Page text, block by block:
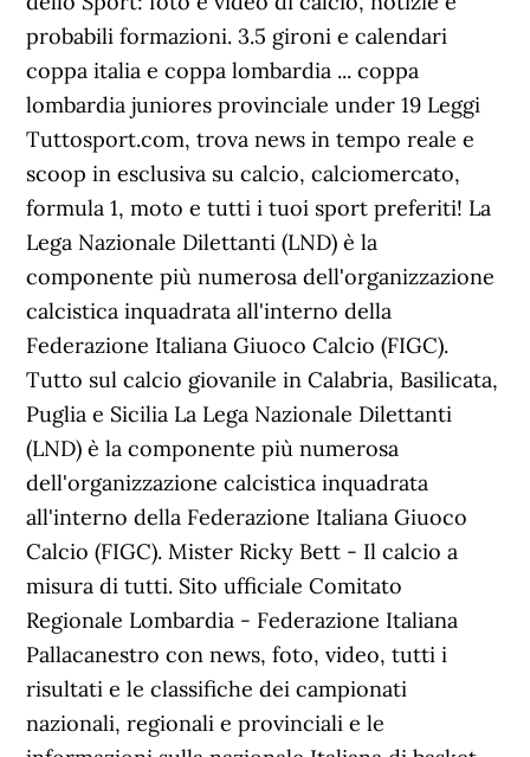
probabili formazioni. 3.5 gironi e calendari
coppa italia e coppa lombardia ... coppa
lombardia juniores provinciale under 19 Leggi
Tuttosport.com, trova news in tempo reale e
scoop in esclusiva su calcio, calciomercato,
formula 1, moto e tutti i tuoi sport preferiti! La
Lega Nazionale Dilettanti (LND) è la
componente più numerosa dell'organizzazione
calcistica inquadrata all'interno della
Federazione Italiana Giuoco Calcio (FIGC).
Tutto sul calcio giovanile in Calabria, Basilicata,
Puglia e Sicilia La Lega Nazionale Dilettanti
(LND) è la componente più numerosa
dell'organizzazione calcistica inquadrata
all'interno della Federazione Italiana Giuoco
Calcio (FIGC). Mister Ricky Bett - Il calcio a
misura di tutti. Sito ufficiale Comitato
Regionale Lombardia - Federazione Italiana
Pallacanestro con news, foto, video, tutti i
risultati e le classifiche dei campionati
nazionali, regionali e provinciali e le